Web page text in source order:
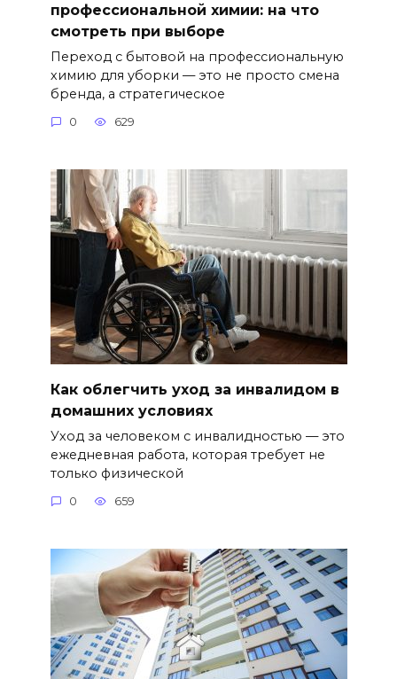
профессиональной химии: на что
смотреть при выборе
Переход с бытовой на профессиональную
химию для уборки — это не просто смена
бренда, а стратегическое
0 629
Как облегчить уход за инвалидом в
домашних условиях
Уход за человеком с инвалидностью — это
ежедневная работа, которая требует не
только физической
0 659